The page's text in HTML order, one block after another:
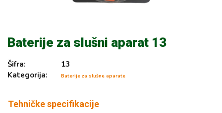
Baterije za slušni aparat 13
Šifra:
13
Kategorija:
Baterije za slušne aparate
Tehničke specifikacije